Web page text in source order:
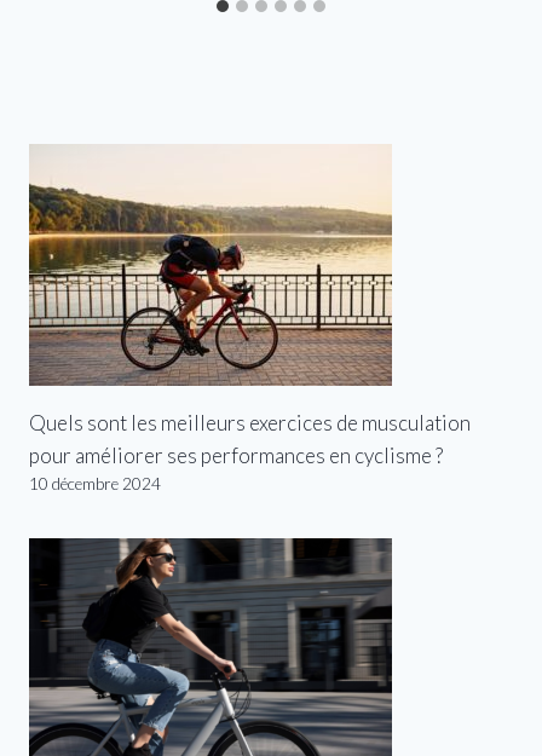
Quels sont les meilleurs exercices de musculation
pour améliorer ses performances en cyclisme ?
10 décembre 2024